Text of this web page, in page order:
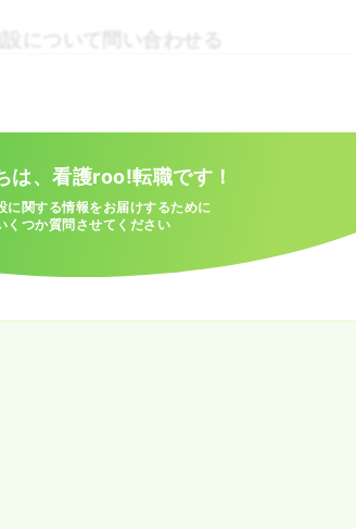
設について問い合わせる
は、看護roo!転職です！
に関する情報をお届けするために
くつか質問させてください